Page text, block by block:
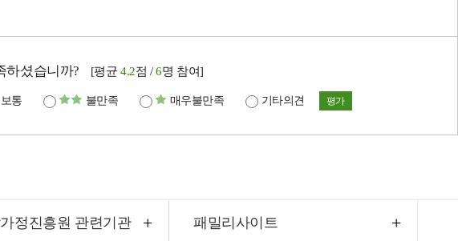
하셨습니까? [평균4.2점 /6명 참여]
보통 불만족 매우불만족 기타의견 평가
정진흥원 관련기관 패밀리사이트